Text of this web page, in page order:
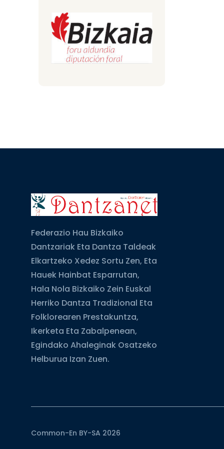
Federazio Hau Bizkaiko
Dantzariak Eta Dantza Taldeak
Elkartzeko Xedez Sortu Zen, Eta
Hauek Hainbat Esparrutan,
Hala Nola Bizkaiko Zein Euskal
Herriko Dantza Tradizional Eta
Folklorearen Prestakuntza,
Ikerketa Eta Zabalpenean,
Egindako Ahaleginak Osatzeko
Helburua Izan Zuen.
Common-En BY-SA 2026